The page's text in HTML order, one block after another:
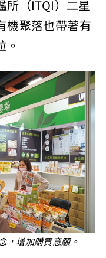
聚落也帶著有
，增加購買意願。